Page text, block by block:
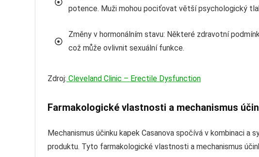
potence. Muži mohou pociťovat větší psychologický
Změny v hormonálním stavu: Některé zdravotní
což může ovlivnit sexuální funkce.
Zdroj: Cleveland Clinic – Erectile Dysfunction
Farmakologické vlastnosti a mechanismus
Mechanismus účinku kapek Casanova spočívá v kombinaci a
produktu. Tyto farmakologické vlastnosti a mechanismus